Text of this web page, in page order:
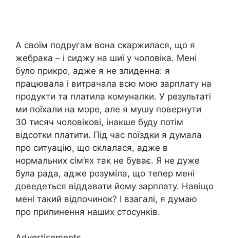
А своїм подругам вона скаржилася, що я
жебрака – і сиджу на шиї у чоловіка. Мені
було nрикро, адже я не злиденна: я
працювала і витрачала всю мою зарплату на
продукти та платила комуналки. У результаті
ми поїхали на море, але я мушу повернути
30 тисяч чоловікові, інакше буду потім
відсотки платити. Під час поїздки я думала
про ситуацію, що склалася, адже в
нормальних сім’ях так не буває. Я не дуже
була рада, адже розуміла, що тепер мені
доведеться віддавати йому зарплату. Навіщо
мені такий відпочинок? І взагалі, я думаю
про припинення наших стосунків.